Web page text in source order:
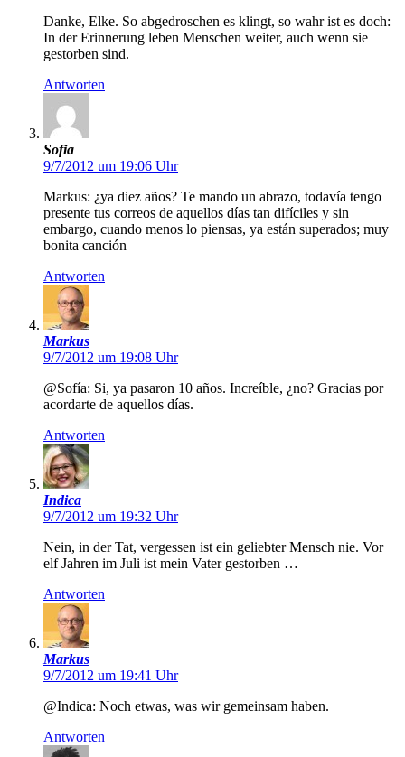
Danke, Elke. So abgedroschen es klingt, so wahr ist es doch:
In der Erinnerung leben Menschen weiter, auch wenn sie
gestorben sind.
Antworten
Sofia
9/7/2012 um 19:06 Uhr
Markus: ¿ya diez años? Te mando un abrazo, todavía tengo
presente tus correos de aquellos días tan difíciles y sin
embargo, cuando menos lo piensas, ya están superados; muy
bonita canción
Antworten
Markus
9/7/2012 um 19:08 Uhr
@Sofía: Si, ya pasaron 10 años. Increíble, ¿no? Gracias por
acordarte de aquellos días.
Antworten
Indica
9/7/2012 um 19:32 Uhr
Nein, in der Tat, vergessen ist ein geliebter Mensch nie. Vor
elf Jahren im Juli ist mein Vater gestorben …
Antworten
Markus
9/7/2012 um 19:41 Uhr
@Indica: Noch etwas, was wir gemeinsam haben.
Antworten